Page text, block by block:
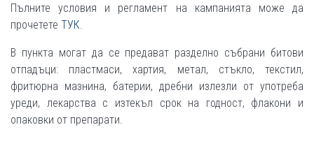
Пълните условия и регламент на кампанията може да
прочетете ТУК
В пункта могат да се предават разделно събрани битови
отпадъци: пластмаси, хартия, метал, стъкло, текстил,
фритюрна мазнина, батерии, дребни излезли от употреба
уреди, лекарства с изтекъл срок на годност, флакони и
опаковки от препарати.